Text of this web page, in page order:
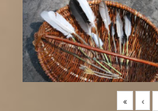
« ‹